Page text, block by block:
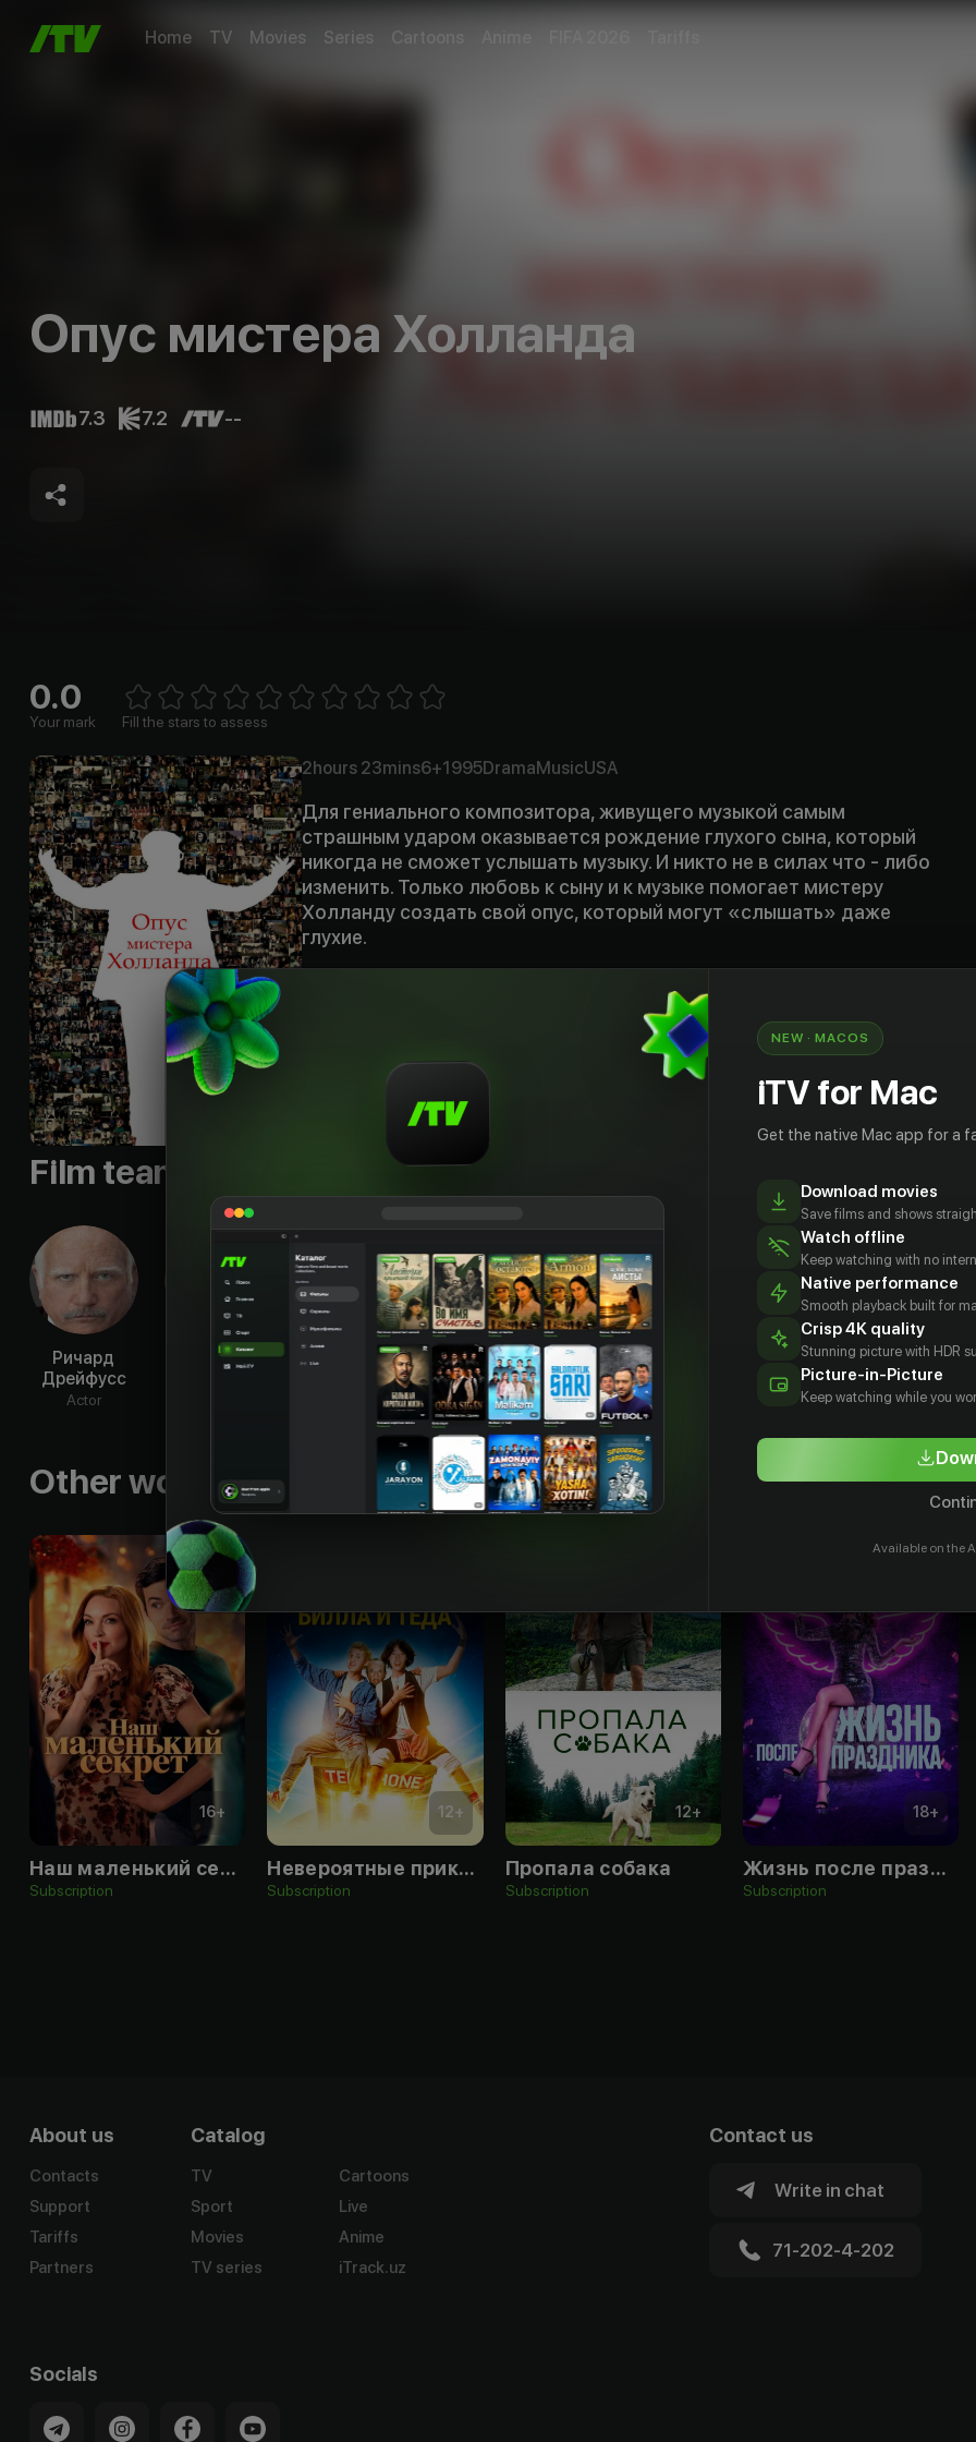
Home TV Movies Series Cartoons
Опус мистера Холланда
7.3 7.2 --
0.0
Your mark 1 Star2 Stars3 Stars4 Stars5 Stars
Fill the stars to assess
2hours 23mins6+1995DramaMusicUSA
Для гениального композитора, живущего музыкой самым
страшным ударом оказывается рождение глухого сына, который
никогда не сможет услышать музыку. И никто не в силах что - либо
изменить. Только любовь к сыну и к музыке помогает мистеру
Холланду создать свой опус, который могут «слышать» даже
глухие.
notes of your opus. We are the music of your life»
HD
Film team
Ричард
Дрейфусс
Actor
Гленн Хедли Джей Томас
Олимпия
Дукакис
Actor
Уильям Х.
Мэйси
Actor
Алисия Уитт
Actor
Терренс
Ховард
Actor
Other works by the director
16+
Наш маленький секрет
Subscription
12+
Невероятные приключения Билла и Теда
Subscription
12+
Пропала собака
Subscription
18+
Жизнь после праздника
Subscription
About us
Contacts
Support
Tariffs
Partners
Catalog
TV
Sport
Movies
TV series
Cartoons
Live
Anime
iTrack.uz
Contact us
Write in chat
71-202-4-202
Socials
NEW · MACOS
iTV for Mac
Get the native Mac app for a
Download movies
Save films and shows
Watch offline
Keep watching with no
Native performance
Smooth playback built for
Crisp 4K quality
Stunning picture with HDR
Picture-in-Picture
Keep watching while you
Available on the